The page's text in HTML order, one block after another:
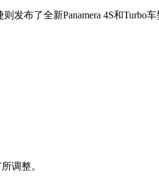
布了全新Panamera 4S和Turbo车
调整。